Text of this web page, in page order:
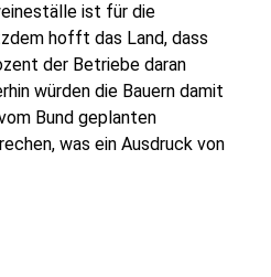
ist für die
hofft das Land, dass
der Betriebe daran
würden die Bauern damit
Bund geplanten
was ein Ausdruck von